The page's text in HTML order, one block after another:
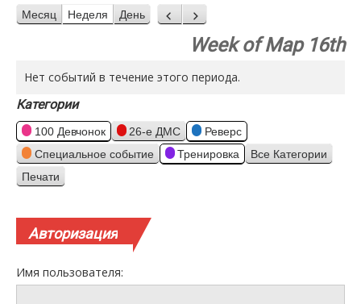
Месяц Неделя День Назад
Вперед
Week of Мар 16th
Нет событий в течение этого периода.
Категории
100 Девчонок 26-е ДМС
Реверс
Специальное событие
Тренировка Все Категории
Просмотр
Печати
Авторизация
Имя пользователя: